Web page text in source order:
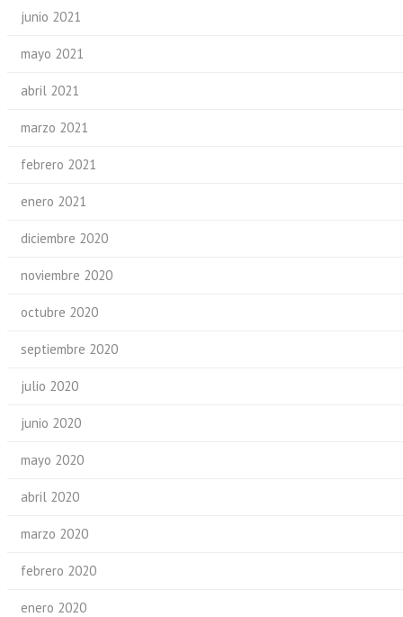
junio 2021
mayo 2021
abril 2021
marzo 2021
febrero 2021
enero 2021
diciembre 2020
noviembre 2020
octubre 2020
septiembre 2020
julio 2020
junio 2020
mayo 2020
abril 2020
marzo 2020
febrero 2020
enero 2020